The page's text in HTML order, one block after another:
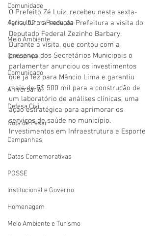
Comunidade
Agricultura e Produção
Meio Ambiente
Concursos
Comunicado
Aniversário
Defesa Civil
Nota de Pesar
Campanhas
Datas Comemorativas
POSSE
Institucional e Governo
Homenagem
Meio Ambiente e Turismo
O Prefeito Zé Luiz, recebeu nesta sexta-
feira, 02, na sede da Prefeitura a visita do
Deputado Federal Zezinho Barbary.
Durante a visita, que contou com a
presença dos Secretários Municipais o
parlamentar anunciou os investimentos
que já fez para Mâncio Lima e garantiu
mais de R$ 500 mil para a construção de
um laboratório de análises clínicas, uma
ação estratégica para aprimorar os
serviços de saúde no município.
Investimentos em Infraestrutura e Esporte